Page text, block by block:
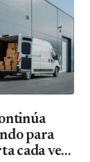
para
cada vez